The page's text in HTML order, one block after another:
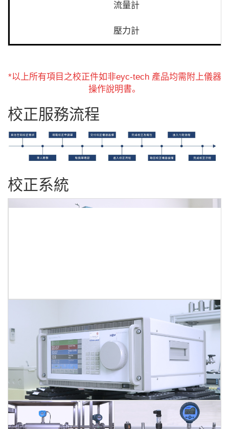
流量計
壓力計
*以上所有項目之校正件如非eyc-tech 產品均需附上儀器
操作說明書。
校正服務流程
校正系統